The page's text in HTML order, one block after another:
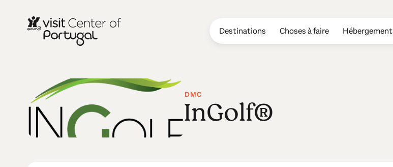
Destinations Choses à faire Hébergement
DMC
InGolf®